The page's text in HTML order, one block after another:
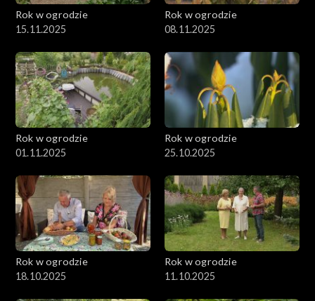
Rok w ogrodzie
15.11.2025
Rok w ogrodzie
08.11.2025
Rok w ogrodzie
01.11.2025
Rok w ogrodzie
25.10.2025
Rok w ogrodzie
18.10.2025
Rok w ogrodzie
11.10.2025